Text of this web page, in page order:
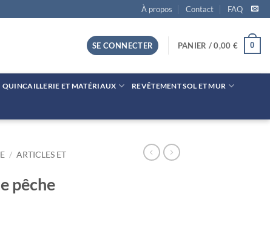
À propos Contact FAQ
SE CONNECTER PANIER /0,00 € 0
QUINCAILLERIE ET MATÉRIAUX REVÊTEMENT SOL ET MUR
/ ARTICLES ET
pêche